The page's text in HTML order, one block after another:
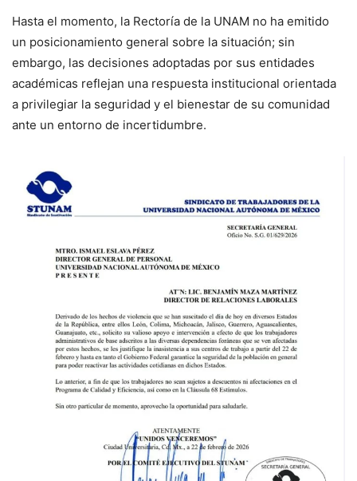
Hasta el momento, la Rectoría de la UNAM no ha emitido
un posicionamiento general sobre la situación; sin
embargo, las decisiones adoptadas por sus entidades
académicas reflejan una respuesta institucional orientada
a privilegiar la seguridad y el bienestar de su comunidad
ante un entorno de incertidumbre.